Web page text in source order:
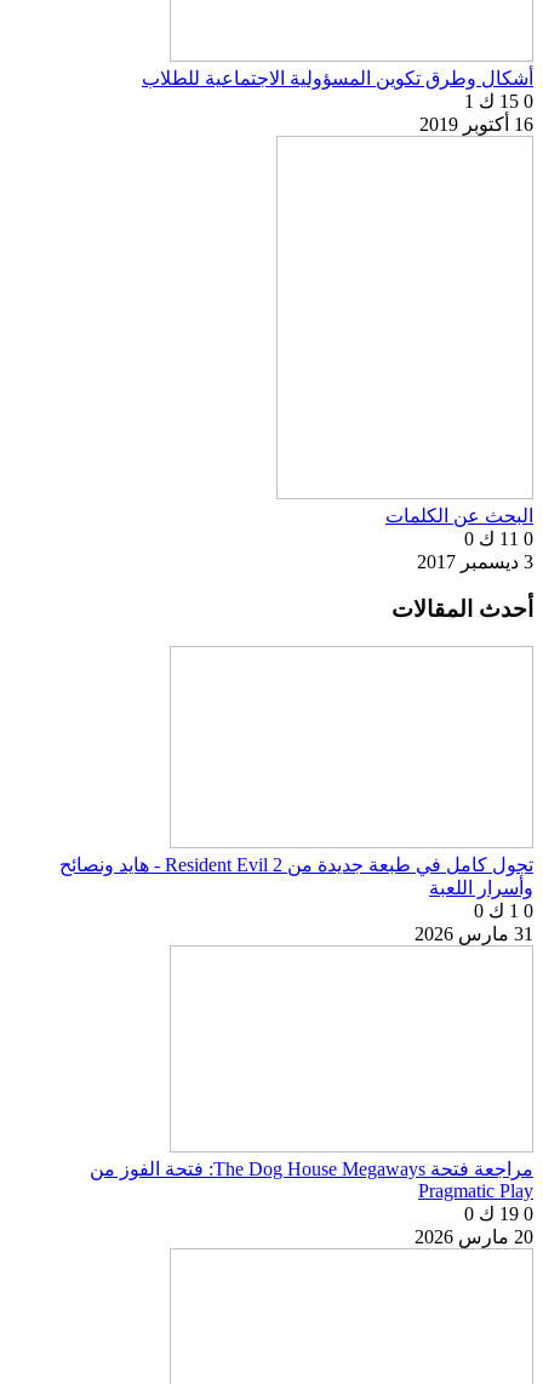
أشكال وطرق تكوين المسؤولية الاجتماعية للطلاب
0 15 ك
1
16 أكتوبر 2019
البحث عن الكلمات
0 11 ك
0
3 ديسمبر 2017
أحدث المقالات
تجول كامل في طبعة جديدة من Resident Evil 2 - هايد ونصائح
وأسرار اللعبة
0 1 ك
0
31 مارس 2026
مراجعة فتحة The Dog House Megaways: فتحة الفوز من
Pragmatic Play
0 19 ك
0
20 مارس 2026